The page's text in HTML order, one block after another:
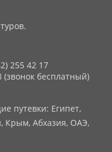
255 42 17
бесплатный)
путевки: Египет,
Крым, Абхазия, ОАЭ,